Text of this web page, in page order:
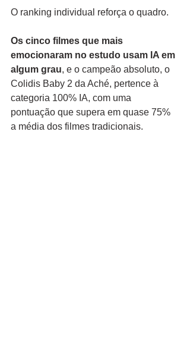
O ranking individual reforça o quadro.
Os cinco filmes que mais
emocionaram no estudo usam IA em
algum grau, e o campeão absoluto, o
Colidis Baby 2 da Aché, pertence à
categoria 100% IA, com uma
pontuação que supera em quase 75%
a média dos filmes tradicionais.